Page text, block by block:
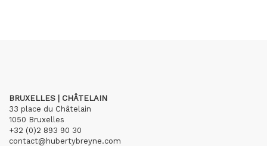
BRUXELLES | CHÂTELAIN
33 place du Châtelain
1050 Bruxelles
+32 (0)2 893 90 30
contact@hubertybreyne.com